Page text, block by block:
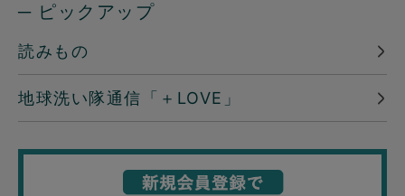
─ ピックアップ
読みもの
地球洗い隊通信「＋LOVE」